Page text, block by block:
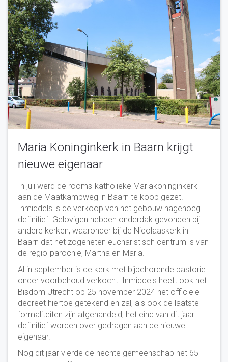
Maria Koninginkerk in Baarn krijgt
nieuwe eigenaar
In juli werd de rooms-katholieke Mariakoninginkerk
aan de Maatkampweg in Baarn te koop gezet.
Inmiddels is de verkoop van het gebouw nagenoeg
definitief. Gelovigen hebben onderdak gevonden bij
andere kerken, waaronder bij de Nicolaaskerk in
Baarn dat het zogeheten eucharistisch centrum is van
de regio-parochie, Martha en Maria.
Al in september is de kerk met bijbehorende pastorie
onder voorbehoud verkocht. Inmiddels heeft ook het
Bisdom Utrecht op 25 november 2024 het officiële
decreet hiertoe getekend en zal, als ook de laatste
formaliteiten zijn afgehandeld, het eind van dit jaar
definitief worden over gedragen aan de nieuwe
eigenaar.
Nog dit jaar vierde de hechte gemeenschap het 65